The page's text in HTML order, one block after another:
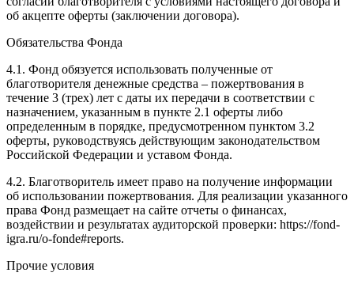
об акцепте оферты (заключении договора).
Обязательства Фонда
4.1. Фонд обязуется использовать полученные от
благотворителя денежные средства – пожертвования в
течение 3 (трех) лет с даты их передачи в соответствии с
назначением, указанным в пункте 2.1 оферты либо
определенным в порядке, предусмотренном пунктом 3.2
оферты, руководствуясь действующим законодательством
Российской Федерации и уставом Фонда.
4.2. Благотворитель имеет право на получение информации
об использовании пожертвования. Для реализации указанного
права Фонд размещает на сайте отчеты о финансах,
воздействии и результатах аудиторской проверки: https://fond-
igra.ru/o-fonde#reports.
Прочие условия